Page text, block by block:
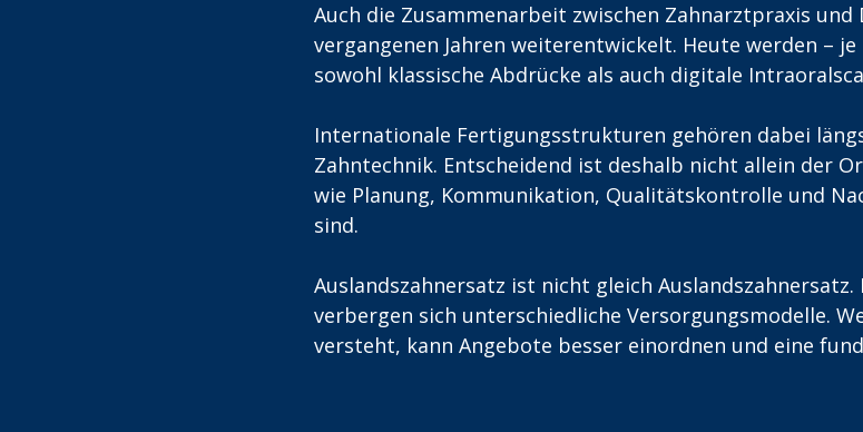
Auch die Zusammenarbeit zwischen Zahnarztpraxis
vergangenen Jahren weiterentwickelt. Heute werden –
sowohl klassische Abdrücke als auch digitale
Internationale Fertigungsstrukturen gehören dabei
Zahntechnik. Entscheidend ist deshalb nicht allein der
wie Planung, Kommunikation, Qualitätskontrolle und
sind.
Auslandszahnersatz ist nicht gleich
verbergen sich unterschiedliche Versorgungsmodelle.
versteht, kann Angebote besser einordnen und eine